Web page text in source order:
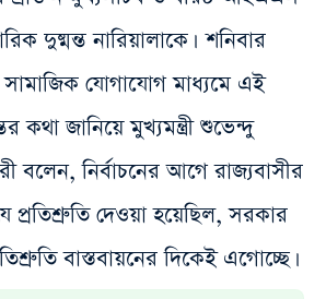
দুষ্মন্ত নারিয়ালাকে। শনিবার
সামাজিক যোগাযোগ মাধ্যমে এই
কথা জানিয়ে মুখ্যমন্ত্রী শুভেন্দু
বলেন, নির্বাচনের আগে রাজ্যবাসীর
প্রতিশ্রুতি দেওয়া হয়েছিল, সরকার
বাস্তবায়নের দিকেই এগোচ্ছে।